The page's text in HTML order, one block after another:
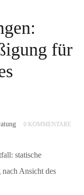
für
0 KOMMENTARE
statische
Ansicht des